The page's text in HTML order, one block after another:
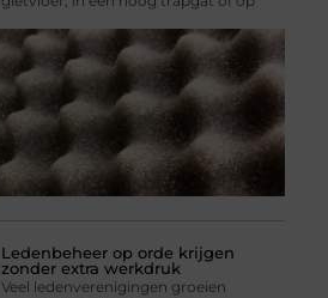
Ledenbeheer op orde krijgen
zonder extra werkdruk
Veel ledenverenigingen groeien